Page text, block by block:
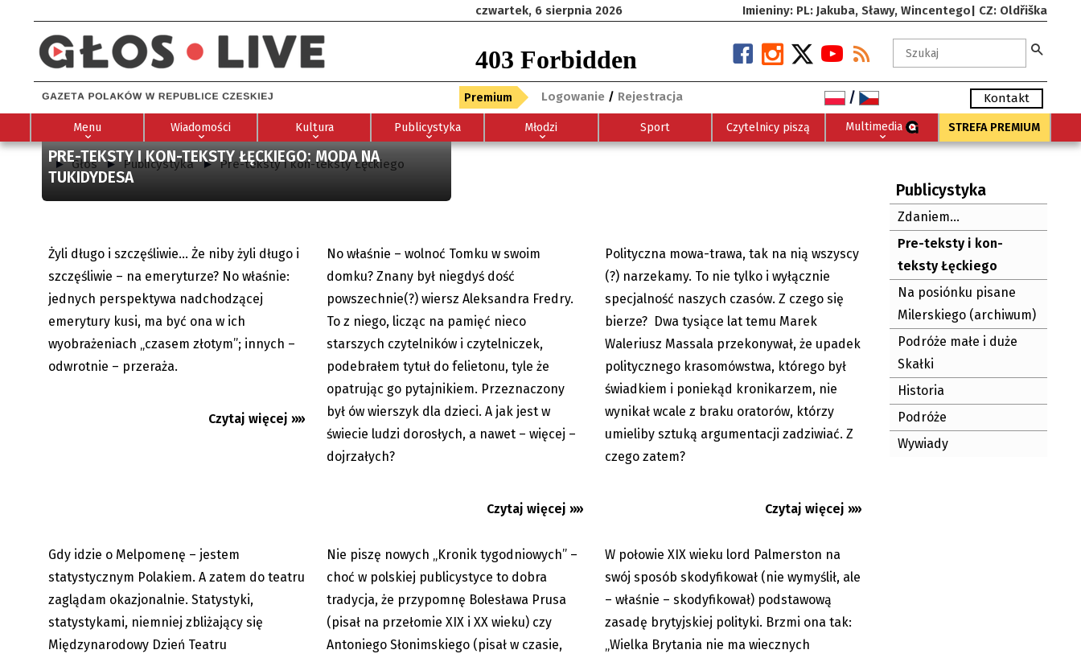
czwartek, 6 sierpnia 2026 Imieniny: PL: Jakuba, Sławy, Wincentego| CZ: Oldřiška
Premium Logowanie / Rejestracja / Kontakt
Menu Wiadomości Kultura Publicystyka Młodzi Sport Czytelnicy piszą Multimedia STREFA PREMIUM
Głos Publicystyka Pre-teksty i kon-teksty Łęckiego
PRE-TEKSTY I KON-TEKSTY ŁĘCKIEGO: MODA NA
TUKIDYDESA
21.04.2026
Pre-teksty i Kon-teksty Łęckiego:
Żyli długo i szczęśliwie... Że niby żyli długo i
szczęśliwie – na emeryturze? No właśnie:
jednych perspektywa nadchodzącej
emerytury kusi, ma być ona w ich
wyobrażeniach „czasem złotym”; innych –
odwrotnie – przeraża.
Czytaj więcej »»
13.04.2026
Pre-teskty i Kon-teksty Łęckiego:
No właśnie – wolnoć Tomku w swoim
domku? Znany był niegdyś dość
powszechnie(?) wiersz Aleksandra Fredry.
To z niego, licząc na pamięć nieco
starszych czytelników i czytelniczek,
podebrałem tytuł do felietonu, tyle że
opatrując go pytajnikiem. Przeznaczony
był ów wierszyk dla dzieci. A jak jest w
świecie ludzi dorosłych, a nawet – więcej –
dojrzałych?
Czytaj więcej »»
30.03.2026
Polityczna mowa-trawa, tak na nią wszyscy
(?) narzekamy. To nie tylko i wyłącznie
specjalność naszych czasów. Z czego się
bierze? Dwa tysiące lat temu Marek
Waleriusz Massala przekonywał, że upadek
politycznego krasomówstwa, którego był
świadkiem i poniekąd kronikarzem, nie
wynikał wcale z braku oratorów, którzy
umieliby sztuką argumentacji zadziwiać. Z
czego zatem?
Czytaj więcej »»
Gdy idzie o Melpomenę – jestem
statystycznym Polakiem. A zatem do teatru
zaglądam okazjonalnie. Statystyki,
statystykami, niemniej zbliżający się
Międzynarodowy Dzień Teatru
17.03.2026
Nie piszę nowych „Kronik tygodniowych” –
choć w polskiej publicystyce to dobra
tradycja, że przypomnę Bolesława Prusa
(pisał na przełomie XIX i XX wieku) czy
Antoniego Słonimskiego (pisał w czasie,
13.03.2026
W połowie XIX wieku lord Palmerston na
swój sposób skodyfikował (nie wymyślił, ale
– właśnie – skodyfikował) podstawową
zasadę brytyjskiej polityki. Brzmi ona tak:
„Wielka Brytania nie ma wiecznych
Publicystyka
Zdaniem...
Pre-teksty i kon-
teksty Łęckiego
Na posiónku pisane
Milerskiego (archiwum)
Podróże małe i duże
Skałki
Historia
Podróże
Wywiady